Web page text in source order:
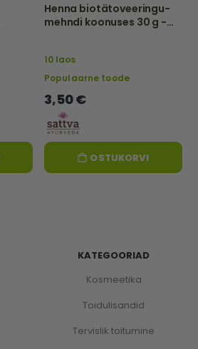
Henna biotätoveeringu-
mehndi koonuses 30 g -
10 laos
Populaarne toode
3,50 €
OSTUKORVI
KATEGOORIAD
Kosmeetika
Toidulisandid
Tervislik toitumine